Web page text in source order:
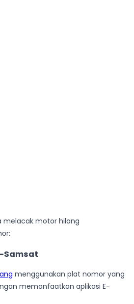
melacak motor hilang
Samsat
menggunakan plat nomor yang
memanfaatkan aplikasi E-